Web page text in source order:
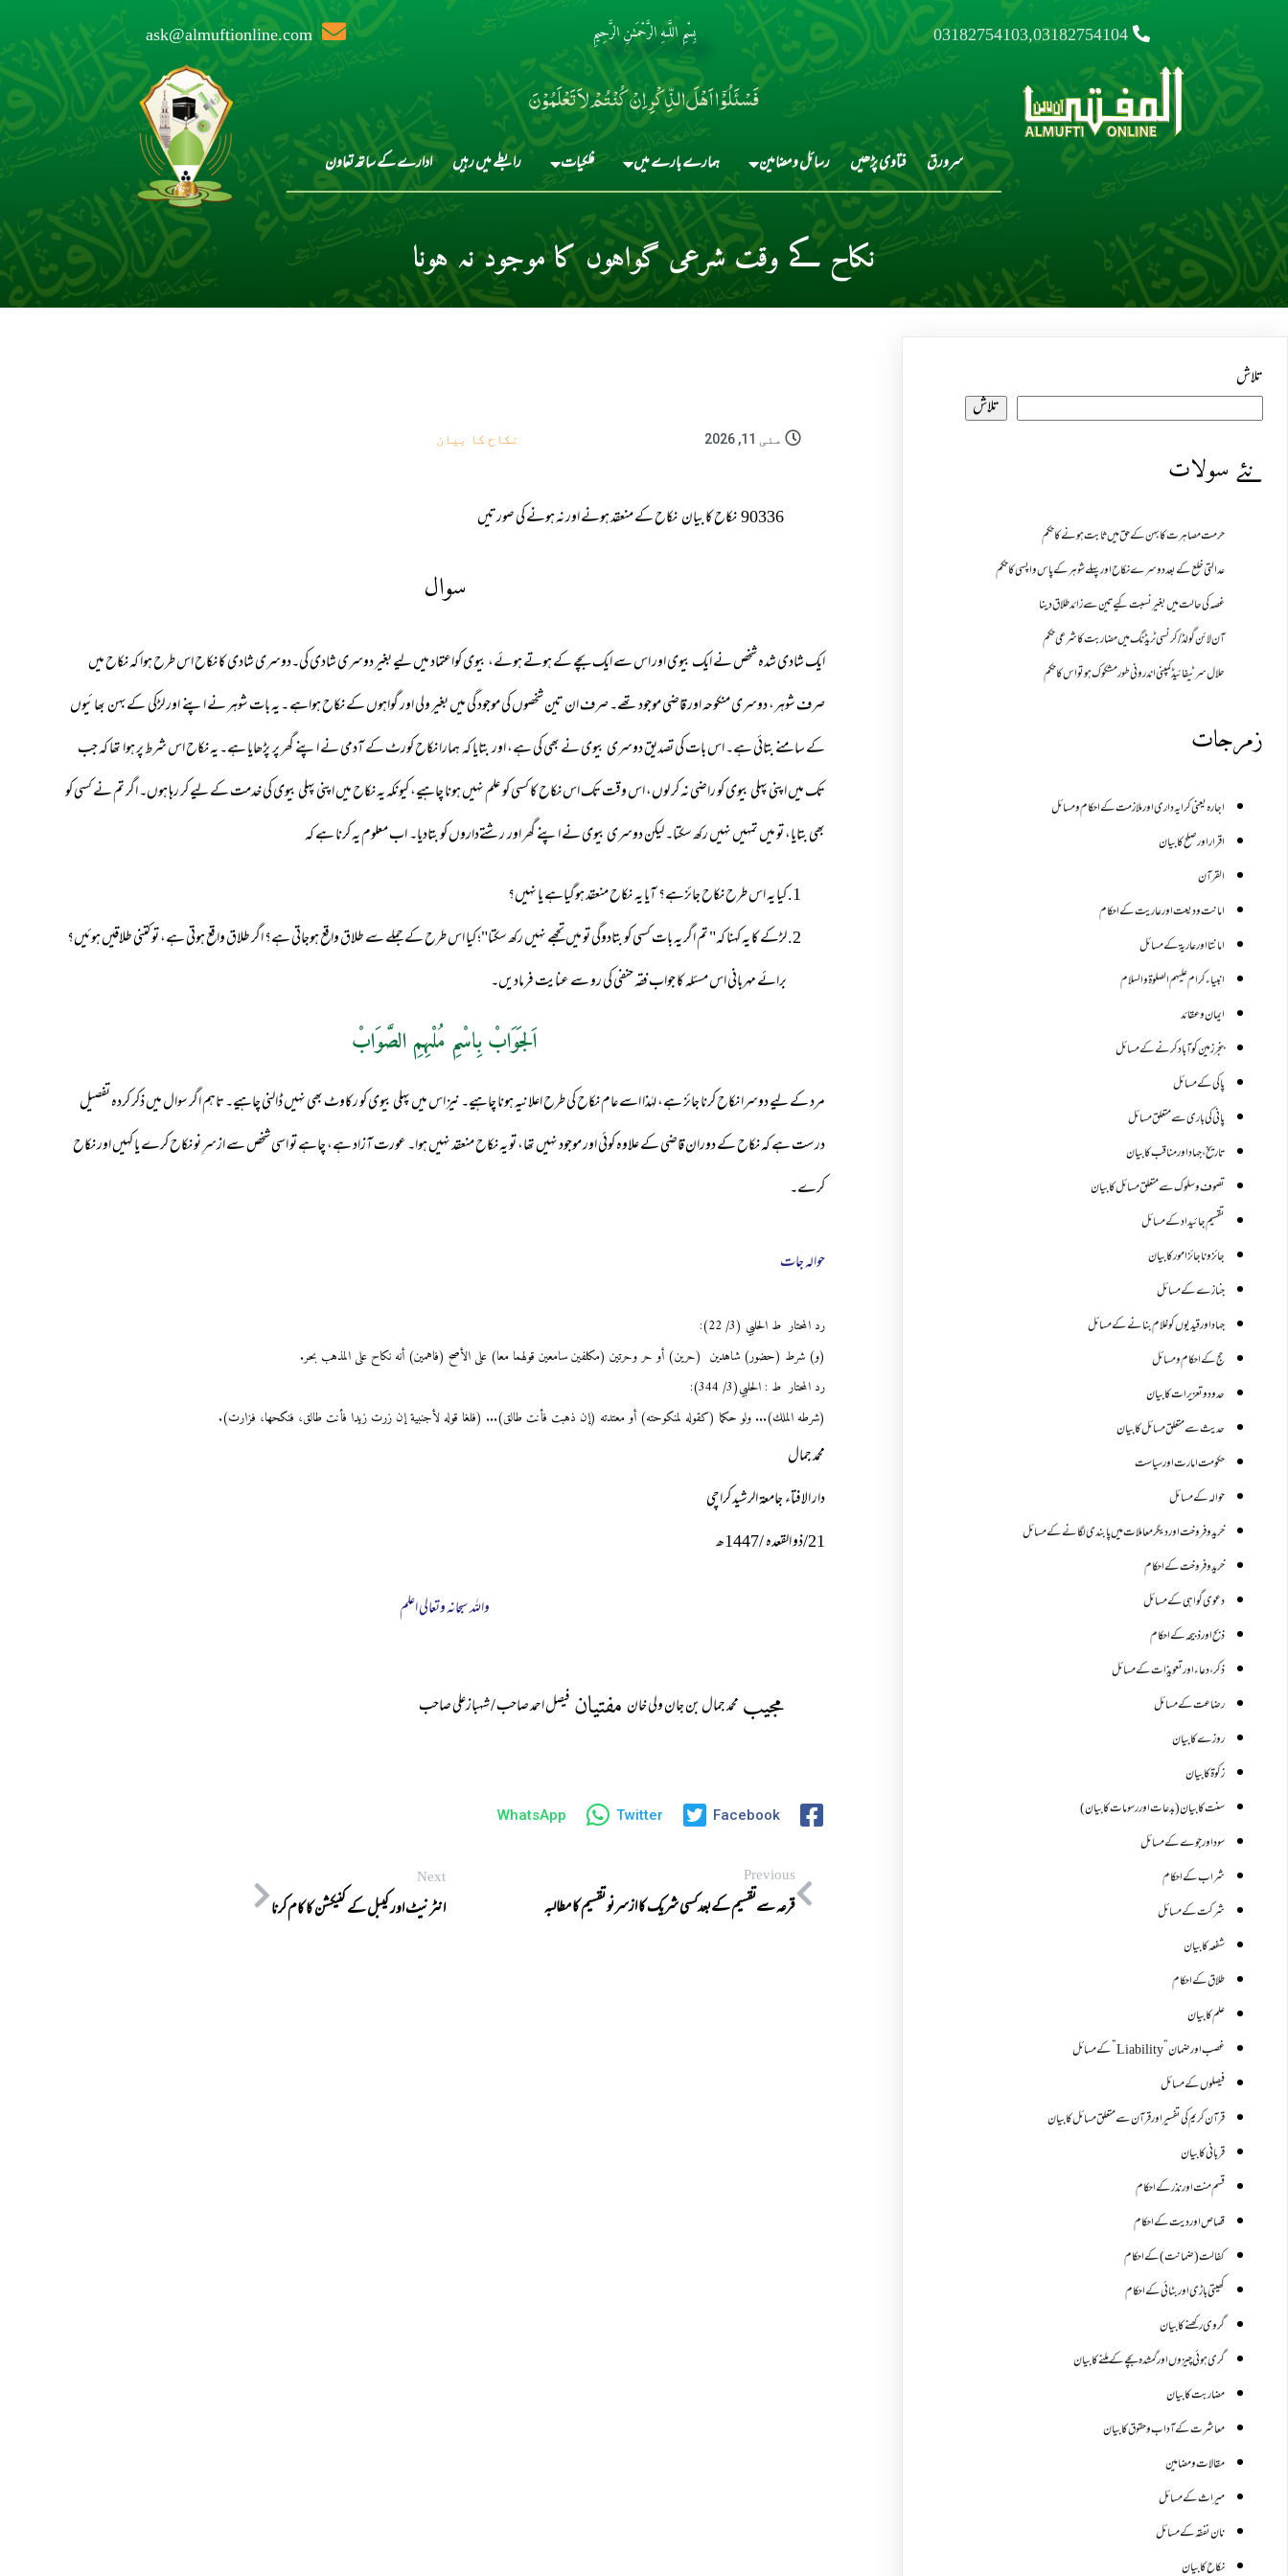
03182754103,03182754104 بِسْمِ اللَّـهِ الرَّحْمَـٰنِ الرَّحِيمِ ask@almuftionline.com
فَسْئَلُوْٓا اَہْلَ الذِّکْرِ اِنْ کُنْتُمْ لاَ تَعْلَمُوْنَ
سرورق فتاوی پڑھیں رسائل و مضامین ہمارے بارے میں فلکیات رابطے میں رہیں ادارے کے ساتھ تعاون
نکاح کے وقت شرعی گواہوں کا موجود نہ ہونا
مئی 11, 2026 نکاح کا بیان
90336نکاح کا بیاننکاح کے منعقد ہونے اور نہ ہونے کی صورتیں
سوال
ایک شادی شدہ شخص نے ایک بیوی اور اس سے ایک بچے کے ہوتے ہوئے، بیوی کواعتماد میں لیے بغیر دوسری شادی کی۔دوسری شادی کا نکاح اس طرح ہوا کہ نکاح میں
صرف شوہر، دوسری منکوحہ اور قاضی موجود تھے۔ صرف ان تین شخصوں کی موجود گی میں بغیر ولی اور گواہوں کے نکاح ہواہے ۔ یہ بات شوہر نے اپنے اور لڑکی کےبہن بھائیوں
کے سامنے بتائی ہے۔ اس بات کی تصدیق دوسری بیوی نے بھی کی ہے، اور بتایا کہ ہمارا نکاح کورٹ کے آدمی نے اپنے گھر پر پڑھایا ہے۔ یہ نکاح اس شرط پر ہوا تھا کہ جب
تک میں اپنی پہلی بیوی کو راضی نہ کر لوں، اس وقت تک اس نکاح کا کسی کو علم نہیں ہونا چاہیے، کیونکہ یہ نکاح میں اپنی پہلی بیوی کی خدمت کے لیے کر رہا ہوں۔ اگر تم نے کسی کو
بھی بتایا، تو میں تمہیں نہیں رکھ سکتا۔ لیکن دوسری بیوی نے اپنے گھر اور رشتےداروں کو بتادیا۔ اب معلوم یہ کرنا ہے کہ
کیا یہ اس طرح نکاح جائزہے؟ آیا یہ نکاح منعقد ہوگیاہے یا نہیں؟
لڑکے کا یہ کہنا کہ" تم اگر یہ بات کسی کو بتادوگی تو میں تجھے نہیں رکھ سکتا"؛ کیا اس طرح کے جملے سے طلاق واقع ہوجاتی ہے؟ اگر طلاق واقع ہوتی ہے، تو کتنی طلاقیں ہوئیں؟
برائے مہربانی اس مسئلہ کا جواب فقہ حنفی کی رو سے عنایت فرمادیں۔
اَلجَوَابْ بِاسْمِ مُلْہِمِ الصَّوَابْ
مرد کے لیے دوسرا نکاح کرنا جائز ہے، لہٰذا اسے عام نکاح کی طرح اعلانیہ ہونا چاہیے۔ نیز اس میں پہلی بیوی کو رکاوٹ بھی نہیں ڈالنی چاہیے۔ تاہم اگر سوال میں ذکر کردہ تفصیل
درست ہے کہ نکاح کے دوران قاضی کے علاوہ کوئی اور موجود نہیں تھا، تو یہ نکاح منعقد نہیں ہوا۔ عورت آزاد ہے، چاہے تو اسی شخص سے ازسرِ نو نکاح کرے یا کہیں اور نکاح
کرے۔
حوالہ جات
رد المحتار ط الحلبي (3/ 22):
(و) شرط (حضور) شاهدين (حرين) أو حر وحرتين (مكلفين سامعين قولهما معا) على الأصح (فاهمين) أنه نكاح على المذهب بحر.
رد المحتار ط : الحلبي(3/ 344):
(شرطه الملك)... ولو حكما (كقوله لمنكوحته) أو معتدته (إن ذهبت فأنت طالق)... (فلغا قوله لأجنبية إن زرت زيدا فأنت طالق، فنكحها، فزارت).
محمد جمال
دار الافتاء جامعۃ الرشید کراچی
21/ذو القعدہ /1447ھ
واللہ سبحانہ وتعالی اعلم
مجیب محمد جمال بن جان ولی خان مفتیان فیصل احمد صاحب / شہبازعلی صاحب
Facebook
Twitter
WhatsApp
Previous
قرعہ سےتقسیم کےبعدکسی شریک کا ازسرنو تقسیم کا مطالبہ
Next
انٹرنیٹ اور کیبل کے کنیکشن کا کام کرنا
تلاش
تلاش
نئے سولات
حرمت مصاہرت کا بہن کے حق میں ثابت ہونے کا حکم
عدالتی خلع کے بعد دوسرے نکاح اور پہلے شوہر کے پاس واپسی کا حکم
غصہ کی حالت میں بغیر نسبت کیے تین سے زائد طلاق دینا
آن لائن گولڈ /کرنسی ٹریڈنگ میں مضاربت کا شرعی حکم
حلال سرٹیفائیڈ کمپنی اندرونی طور مشکوک ہو تو اس کا حکم
زمرجات
اجارہ یعنی کرایہ داری اور ملازمت کے احکام و مسائل
اقرار اور صلح کا بیان
القرآن
امانت ودیعت اورعاریت کے احکام
امانتا اور عاریة کے مسائل
انبیاء کرام علیہم الصلوۃ والسلام
ایمان وعقائد
بنجر زمین کو آباد کرنے کے مسائل
پاکی کے مسائل
پانی کی باری سے متعلق مسائل
تاریخ،جہاد اور مناقب کا بیان
تصوف و سلوک سے متعلق مسائل کا بیان
تقسیم جائیداد کے مسائل
جائز و ناجائزامور کا بیان
جنازے کےمسائل
جہاد اور قیدیوں کو غلام بنانے کے مسائل
حج کے احکام ومسائل
حدود و تعزیرات کا بیان
حدیث سے متعلق مسائل کا بیان
حکومت امارت اور سیاست
حوالہ کے مسائل
خرید و فروخت اور دیگر معاملات میں پابندی لگانے کے مسائل
خرید و فروخت کے احکام
دعوی گواہی کے مسائل
ذبح اور ذبیحہ کے احکام
ذکر،دعاء اور تعویذات کے مسائل
رضاعت کے مسائل
روزے کا بیان
زکوة کابیان
سنت کا بیان (بدعات اور رسومات کا بیان)
سود اور جوے کے مسائل
شراب کے احکام
شرکت کے مسائل
شفعہ کا بیان
طلاق کے احکام
علم کا بیان
غصب اورضمان”Liability” کے مسائل
فیصلوں کے مسائل
قرآن کریم کی تفسیر اور قرآن سے متعلق مسائل کا بیان
قربانی کا بیان
قسم منت اور نذر کے احکام
قصاص اور دیت کے احکام
کفالت (ضمانت) کے احکام
کھیتی باڑی اور بٹائی کے احکام
گروی رکھنے کا بیان
گری ہوئی چیزوں اورگمشدہ بچے کے ملنے کا بیان
مضاربت کا بیان
معاشرت کے آداب و حقوق کا بیان
مقالات ومضامین
میراث کے مسائل
نان نفقہ کے مسائل
نکاح کا بیان